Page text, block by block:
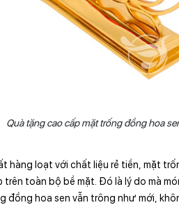
Quà tặng cao cấp mặt trống đồng hoa
hàng loạt với chất liệu rẻ tiền, mặt
toàn bộ bề mặt. Đó là lý do mà
đồng hoa sen vẫn trông như mới,